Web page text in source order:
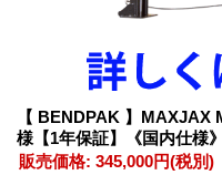
【 BENDPAK 】MAXJAX
様【1年保証】《国内仕様
販売価格: 345,000円(税別)